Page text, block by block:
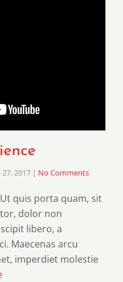
2017 | No Comments
quis porta quam, sit
dolor non
libero, a
Maecenas arcu
imperdiet molestie